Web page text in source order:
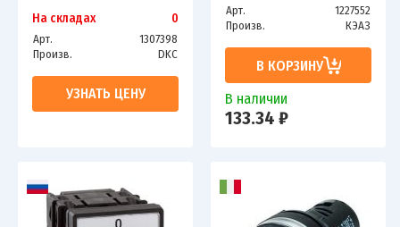
КРУГ. ЗЕЛ./ЖЕЛ. 230В
DKC AC0F23GY230
На складах 0
Арт.
1307398
Произв.
DKC
УЗНАТЬ ЦЕНУ
Арт.
1227552
Произв.
КЭАЗ
В КОРЗИНУ
В наличии
133.34 ₽